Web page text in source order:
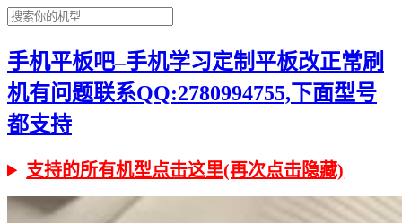
手机平板吧–手机学习定制平板改正常刷
机有问题联系QQ:2780994755,下面型号
都支持
支持的所有机型点击这里(再次点击隐藏)